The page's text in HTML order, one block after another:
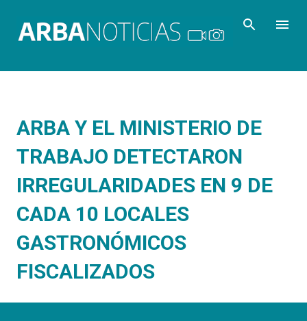
ARBA Y EL MINISTERIO DE
TRABAJO DETECTARON
IRREGULARIDADES EN 9 DE
CADA 10 LOCALES
GASTRONÓMICOS
FISCALIZADOS